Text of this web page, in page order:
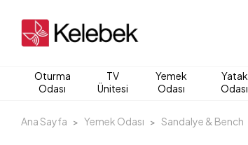
Oturma
Odası
TV
Ünitesi
Yemek
Odası
Yatak
Odası
Ana Sayfa Yemek Odası Sandalye & Bench